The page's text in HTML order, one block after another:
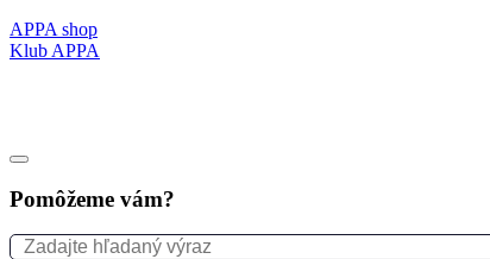
APPA shop
Klub APPA
Pomôžeme vám?